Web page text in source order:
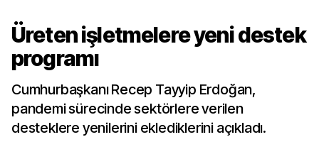
Üreten işletmelere yeni destek
programı
Cumhurbaşkanı Recep Tayyip Erdoğan,
pandemi sürecinde sektörlere verilen
desteklere yenilerini eklediklerini açıkladı.